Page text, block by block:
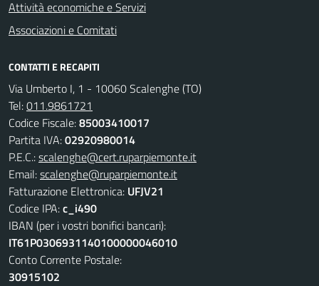
Attività economiche e Servizi
Associazioni e Comitati
CONTATTI E RECAPITI
Via Umberto I, 1 - 10060 Scalenghe (TO)
Tel:011.9861721
Codice Fiscale:85003410017
Partita IVA:02920980014
P.E.C.:scalenghe@cert.ruparpiemonte.it
Email:scalenghe@ruparpiemonte.it
Fatturazione Elettronica: UFJV21
Codice IPA:c_i490
IBAN (per i vostri bonifici bancari):
IT61P0306931140100000046010
Conto Corrente Postale:
30915102